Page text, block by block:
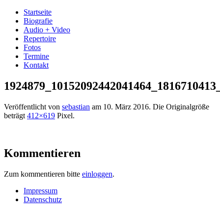
Startseite
Biografie
Audio + Video
Repertoire
Fotos
Termine
Kontakt
Veröffentlicht von sebastian am 10. März 2016. Die Originalgröße
beträgt 412×619 Pixel.
Kommentieren
Zum kommentieren bitte einloggen.
Impressum
Datenschutz